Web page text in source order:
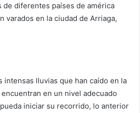
diferentes países de américa
varados en la ciudad de Arriaga,
intensas lluvias que han caído en la
en un nivel adecuado
pueda iniciar su recorrido, lo anterior